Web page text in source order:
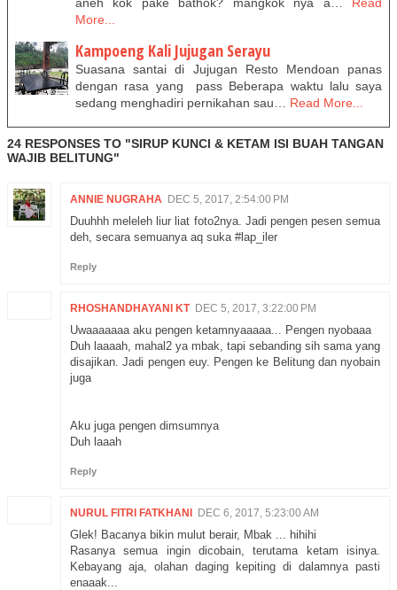
More...
Kampoeng Kali Jujugan Serayu
Suasana santai di Jujugan Resto Mendoan panas
dengan rasa yang pass Beberapa waktu lalu saya
sedang menghadiri pernikahan sau… Read More...
24 RESPONSES TO "SIRUP KUNCI & KETAM ISI BUAH TANGAN
WAJIB BELITUNG"
ANNIE NUGRAHA DEC 5, 2017, 2:54:00 PM
Duuhhh meleleh liur liat foto2nya. Jadi pengen pesen semua
deh, secara semuanya aq suka #lap_iler
Reply
RHOSHANDHAYANI KT DEC 5, 2017, 3:22:00 PM
Uwaaaaaaa aku pengen ketamnyaaaaa... Pengen nyobaaa
Duh laaaah, mahal2 ya mbak, tapi sebanding sih sama yang
disajikan. Jadi pengen euy. Pengen ke Belitung dan nyobain
juga
Aku juga pengen dimsumnya
Duh laaah
Reply
NURUL FITRI FATKHANI DEC 6, 2017, 5:23:00 AM
Glek! Bacanya bikin mulut berair, Mbak ... hihihi
Rasanya semua ingin dicobain, terutama ketam isinya.
Kebayang aja, olahan daging kepiting di dalamnya pasti
enaaak...